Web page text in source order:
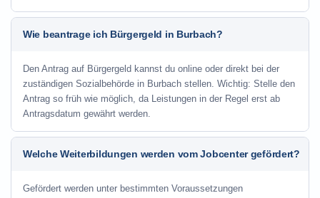
Wie beantrage ich Bürgergeld in Burbach?
Den Antrag auf Bürgergeld kannst du online oder direkt bei der
zuständigen Sozialbehörde in Burbach stellen. Wichtig: Stelle den
Antrag so früh wie möglich, da Leistungen in der Regel erst ab
Antragsdatum gewährt werden.
Welche Weiterbildungen werden vom Jobcenter gefördert?
Gefördert werden unter bestimmten Voraussetzungen